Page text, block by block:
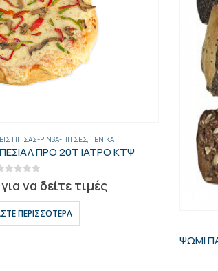
ΠΊΤΣΑΣ-PINSA-ΠΊΤΣΕΣ, ΓΕΝΙΚΑ
ΠΡΟ 20Τ ΙΑΤΡΟ ΚΤΨ
να δείτε τιμές
ΠΕΡΙΣΣΌΤΕΡΑ